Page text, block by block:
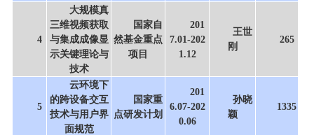
4
大规模真
三维视频获取
与集成成像显
示关键理论与
技术
国家自
然基金重点
项目
201
7.01-202
1.12
王世
刚
265
5
云环境下
的跨设备交互
技术与用户界
面规范
国家重
点研发计划
201
6.07-202
0.06
孙晓
颖
1335